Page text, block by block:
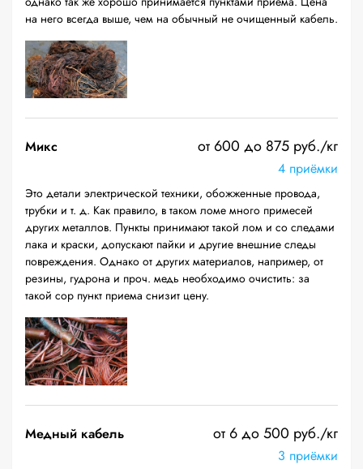
на него всегда выше, чем на обычный не очищенный кабель.
Микс от 600 до 875 руб./кг
4 приёмки
Это детали электрической техники, обожженные провода,
трубки и т. д. Как правило, в таком ломе много примесей
других металлов. Пункты принимают такой лом и со следами
лака и краски, допускают пайки и другие внешние следы
повреждения. Однако от других материалов, например, от
резины, гудрона и проч. медь необходимо очистить: за
такой сор пункт приема снизит цену.
Медный кабель от 6 до 500 руб./кг
3 приёмки